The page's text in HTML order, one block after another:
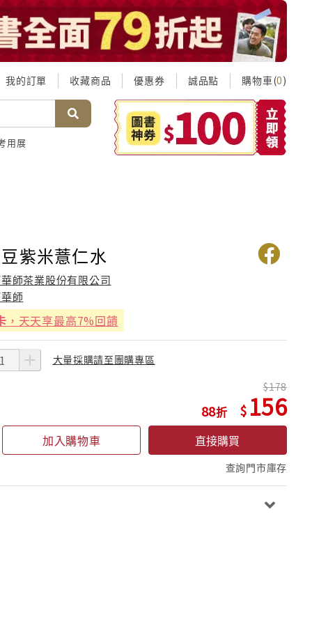
我的訂單 收藏商品 優惠券 誠品點 購物車(0)
用展
紫米薏仁水
師茶業股份有限公司
師
，天天享最高7%回饋
大量採購請至團購專區
88
178
156
加入購物車 直接購買
查詢門市庫存